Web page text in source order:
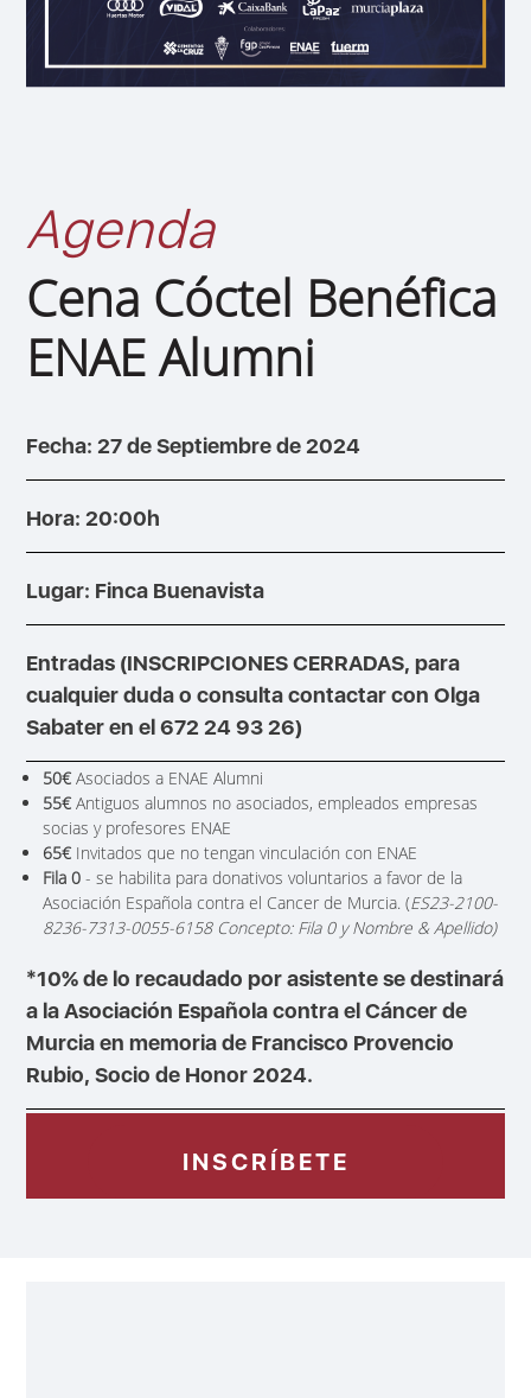
Agenda
Cena Cóctel Benéfica
ENAE Alumni
Fecha: 27 de Septiembre de 2024
Hora: 20:00h
Lugar: Finca Buenavista
Entradas (INSCRIPCIONES CERRADAS, para
cualquier duda o consulta contactar con Olga
Sabater en el 672 24 93 26)
50€ Asociados a ENAE Alumni
55€ Antiguos alumnos no asociados, empleados empresas
socias y profesores ENAE
65€ Invitados que no tengan vinculación con ENAE
Fila 0 - se habilita para donativos voluntarios a favor de la
Asociación Española contra el Cancer de Murcia. (ES23-2100-
8236-7313-0055-6158 Concepto: Fila 0 y Nombre & Apellido)
*10% de lo recaudado por asistente se destinará
a la Asociación Española contra el Cáncer de
Murcia en memoria de Francisco Provencio
Rubio, Socio de Honor 2024.
INSCRÍBETE